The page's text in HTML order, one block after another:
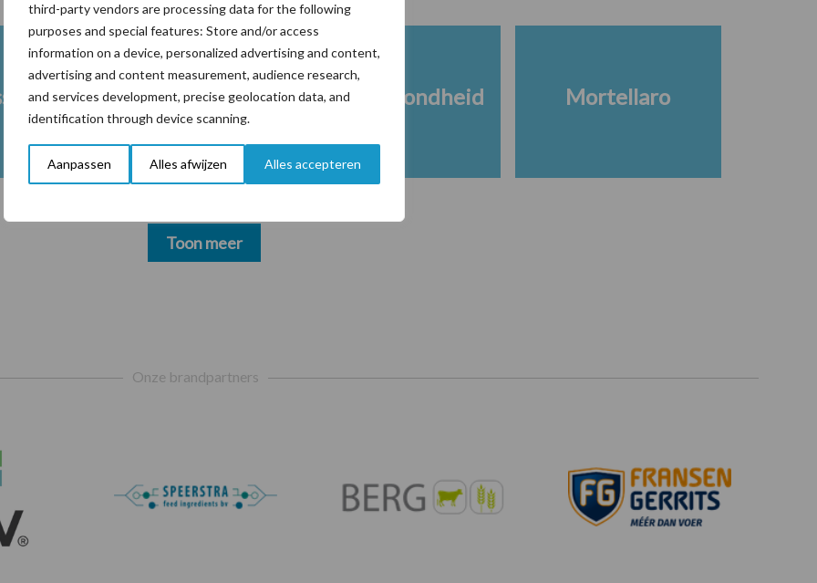
third-party vendors are processing data for the following
purposes and special features: Store and/or access
information on a device, personalized advertising and content,
advertising and content measurement, audience research,
and services development, precise geolocation data, and
identification through device scanning.
Aanpassen Alles afwijzen Alles accepteren
Ketose Klauwgezondheid Mortellaro
Toon meer
Onze brandpartners